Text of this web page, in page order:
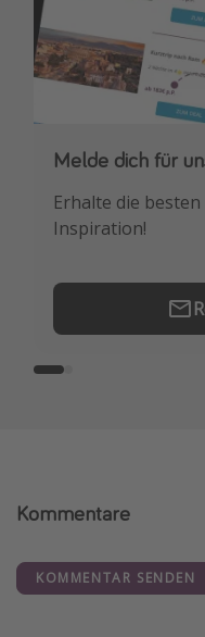
Melde dich für
Erhalte die
Inspiration!
Downloade
Buche die besten
Erstes.
Kommentare
KOMMENTAR SENDEN